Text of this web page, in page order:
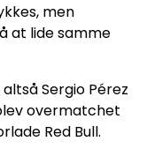
men
at lide samme
Sergio Pérez
overmatchet
Red Bull.